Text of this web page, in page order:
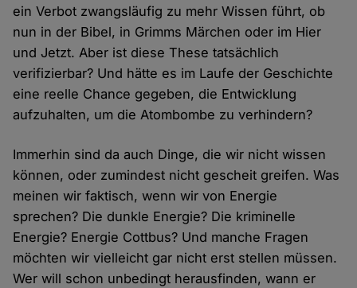
ein Verbot zwangsläufig zu mehr Wissen führt, ob
nun in der Bibel, in Grimms Märchen oder im Hier
und Jetzt. Aber ist diese These tatsächlich
verifizierbar? Und hätte es im Laufe der Geschichte
eine reelle Chance gegeben, die Entwicklung
aufzuhalten, um die Atombombe zu verhindern?
Immerhin sind da auch Dinge, die wir nicht wissen
können, oder zumindest nicht gescheit greifen. Was
meinen wir faktisch, wenn wir von Energie
sprechen? Die dunkle Energie? Die kriminelle
Energie? Energie Cottbus? Und manche Fragen
möchten wir vielleicht gar nicht erst stellen müssen.
Wer will schon unbedingt herausfinden, wann er